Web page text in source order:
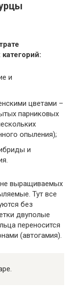
и
цветами –
парниковых
опыления);
и
выращиваемых
Тут все
без
двуполые
переносится
(автогамия).